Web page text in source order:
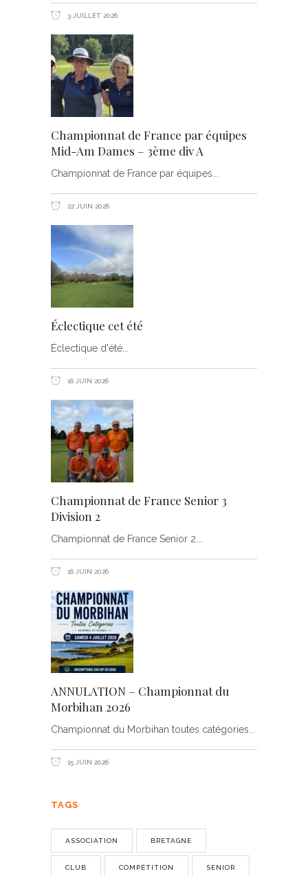
3 JUILLET 2026
Championnat de France par équipes
Mid-Am Dames – 3ème div A
Championnat de France par équipes
22 JUIN 2026
Éclectique cet été
Éclectique d'été
16 JUIN 2026
Championnat de France Senior 3
Division 2
Championnat de France Senior 2
16 JUIN 2026
ANNULATION – Championnat du
Morbihan 2026
Championnat du Morbihan toutes catégories
15 JUIN 2026
TAGS
ASSOCIATION BRETAGNE
CLUB COMPÉTITION SENIOR